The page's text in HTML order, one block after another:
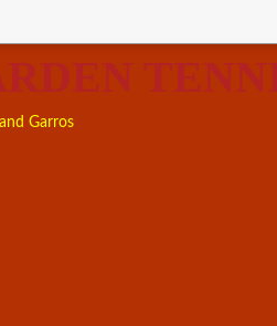
Garros